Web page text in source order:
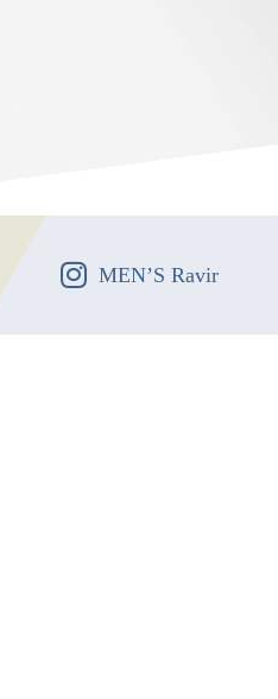
MEN’S Ravir